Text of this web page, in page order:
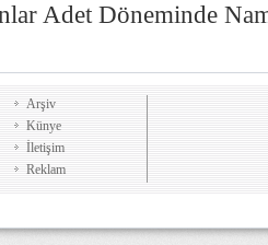
Adet Döneminde
Arşiv
Künye
İletişim
Reklam